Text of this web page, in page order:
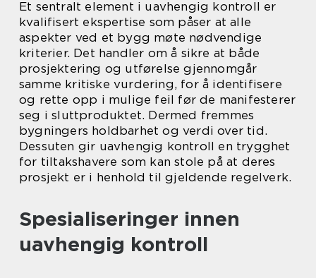
Et sentralt element i uavhengig kontroll er
kvalifisert ekspertise som påser at alle
aspekter ved et bygg møte nødvendige
kriterier. Det handler om å sikre at både
prosjektering og utførelse gjennomgår
samme kritiske vurdering, for å identifisere
og rette opp i mulige feil før de manifesterer
seg i sluttproduktet. Dermed fremmes
bygningers holdbarhet og verdi over tid.
Dessuten gir uavhengig kontroll en trygghet
for tiltakshavere som kan stole på at deres
prosjekt er i henhold til gjeldende regelverk.
Spesialiseringer innen
uavhengig kontroll